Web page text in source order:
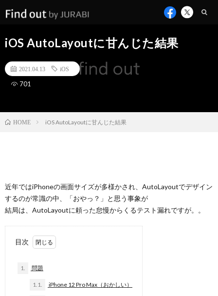
iOS AutoLayoutに甘んじた結果
2021.04.13 iOS
701
HOME iOS AutoLayoutに甘んじた結果
近年ではiPhoneの画面サイズが多様かされ、AutoLayoutでデザイン
するのが常識の中、「おやっ？」と思う事象が
結局は、AutoLayoutに頼った怠慢からくるテスト漏れですが。。
目次
1. 問題
1.1. iPhone 12 Pro Max（おかしい）